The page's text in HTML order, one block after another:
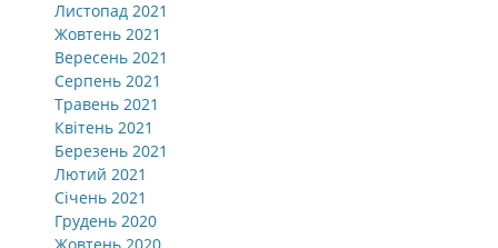
Листопад 2021
Жовтень 2021
Вересень 2021
Серпень 2021
Травень 2021
Квітень 2021
Березень 2021
Лютий 2021
Січень 2021
Грудень 2020